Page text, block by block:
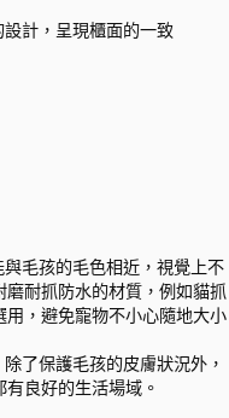
計，呈現櫃面的一致
毛孩的毛色相近，視覺上不
耐抓防水的材質，例如貓抓
，避免寵物不小心隨地大小
了保護毛孩的皮膚狀況外，
良好的生活場域。